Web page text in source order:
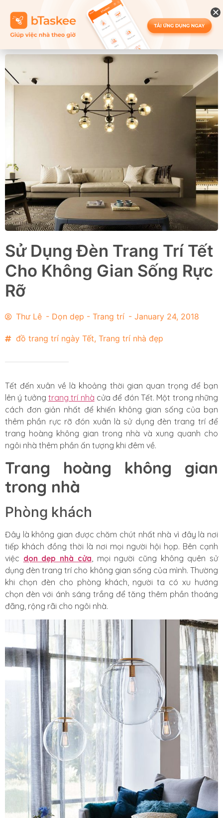
Sử Dụng Đèn Trang Trí Tết
Cho Không Gian Sống Rực
Rỡ
Thư Lê - Dọn dẹp - Trang trí - January 24, 2018
đồ trang trí ngày Tết, Trang trí nhà đẹp
Tết đến xuân về là khoảng thời gian quan trọng để bạn
lên ý tưởng trang trí nhà cửa để đón Tết. Một trong những
cách đơn giản nhất để khiến không gian sống của bạn
thêm phần rực rỡ đón xuân là sử dụng đèn trang trí để
trang hoàng không gian trong nhà và xung quanh cho
ngôi nhà thêm phần ấn tượng khi đêm về.
Trang hoàng không gian
trong nhà
Phòng khách
Đây là không gian được chăm chút nhất nhà vì đây là nơi
tiếp khách đồng thời là nơi mọi người hội họp. Bên cạnh
việc dọn dẹp nhà cửa, mọi người cũng không quên sử
dụng đèn trang trí cho không gian sống của mình. Thường
khi chọn đèn cho phòng khách, người ta có xu hướng
chọn đèn với ánh sáng trắng để tăng thêm phần thoáng
đãng, rộng rãi cho ngôi nhà.